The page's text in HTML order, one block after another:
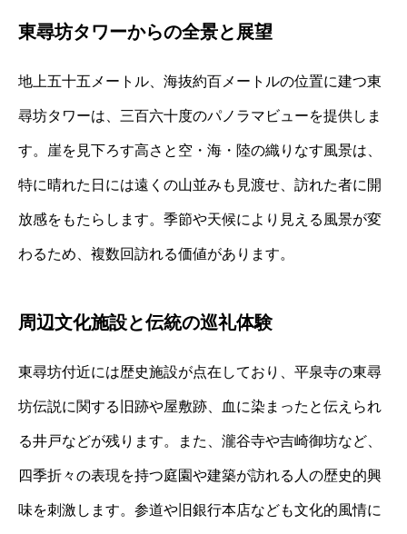
東尋坊タワーからの全景と展望
地上五十五メートル、海抜約百メートルの位置に建つ東
尋坊タワーは、三百六十度のパノラマビューを提供しま
す。崖を見下ろす高さと空・海・陸の織りなす風景は、
特に晴れた日には遠くの山並みも見渡せ、訪れた者に開
放感をもたらします。季節や天候により見える風景が変
わるため、複数回訪れる価値があります。
周辺文化施設と伝統の巡礼体験
東尋坊付近には歴史施設が点在しており、平泉寺の東尋
坊伝説に関する旧跡や屋敷跡、血に染まったと伝えられ
る井戸などが残ります。また、瀧谷寺や吉崎御坊など、
四季折々の表現を持つ庭園や建築が訪れる人の歴史的興
味を刺激します。参道や旧銀行本店なども文化的風情に